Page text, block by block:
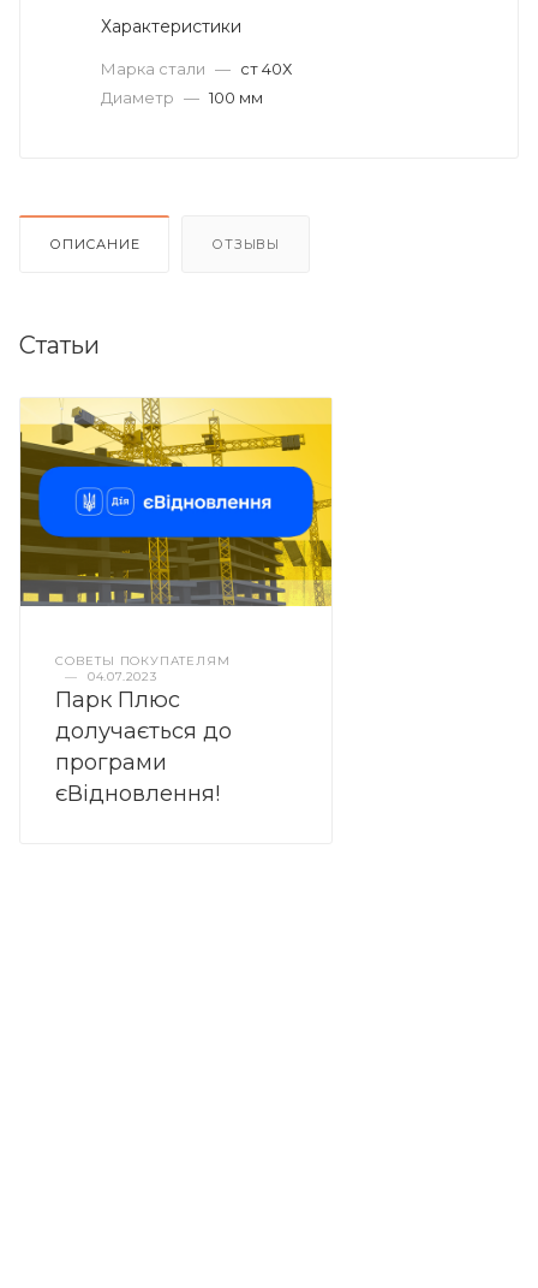
Характеристики
Марка стали — ст 40Х
Диаметр — 100 мм
ОПИСАНИЕ ОТЗЫВЫ
Статьи
СОВЕТЫ ПОКУПАТЕЛЯМ
—
04.07.2023
Парк Плюс
долучається до
програми
єВідновлення!